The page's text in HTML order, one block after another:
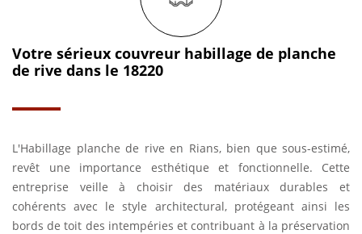
Votre sérieux couvreur habillage de planche
de rive dans le 18220
L'Habillage planche de rive en Rians, bien que sous-estimé,
revêt une importance esthétique et fonctionnelle. Cette
entreprise veille à choisir des matériaux durables et
cohérents avec le style architectural, protégeant ainsi les
bords de toit des intempéries et contribuant à la préservation